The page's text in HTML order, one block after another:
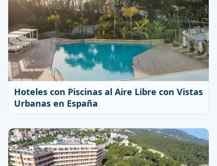
Hoteles con Piscinas al Aire Libre con Vistas
Urbanas en España